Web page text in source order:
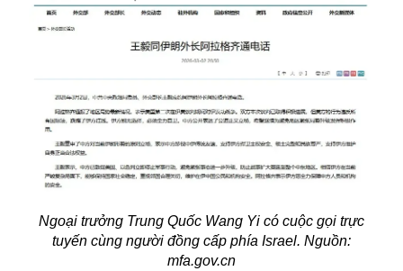
Ngoại trưởng Trung Quốc Wang Yi có cuộc gọi trực
tuyến cùng người đồng cấp phía Israel. Nguồn:
mfa.gov.cn